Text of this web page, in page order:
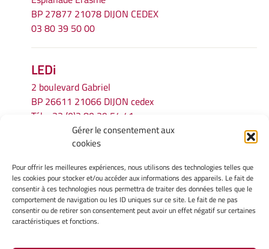
Gérer le consentement aux
cookies
Pour offrir les meilleures expériences, nous utilisons des technologies telles que
les cookies pour stocker et/ou accéder aux informations des appareils. Le fait de
consentir à ces technologies nous permettra de traiter des données telles que le
comportement de navigation ou les ID uniques sur ce site. Le fait de ne pas
consentir ou de retirer son consentement peut avoir un effet négatif sur certaines
caractéristiques et fonctions.
BP 27877 21078 DIJON CEDEX
03 80 39 50 00
LEDi
2 boulevard Gabriel
BP 26611 21066 DIJON cedex
Tél.
+33 (0)3 80 39 54 41
secretariat.ledi@u-bourgogne.fr
INFORMATIONS LÉGALES
Mentions légales
Gérer mes cookies
Politique de cookies